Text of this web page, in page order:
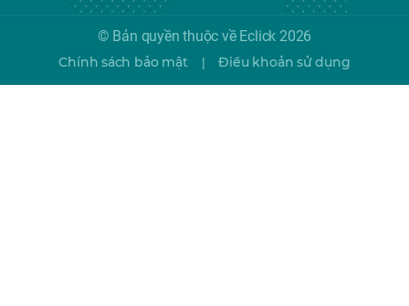
© Bản quyền thuộc về Eclick 2026
Chính sách bảo mật | Điều khoản sử dụng